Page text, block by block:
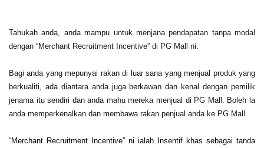
Tahukah anda, anda mampu untuk menjana pendapatan tanpa modal
dengan “Merchant Recruitment Incentive” di PG Mall ni.
Bagi anda yang mepunyai rakan di luar sana yang menjual produk yang
berkualiti, ada diantara anda juga berkawan dan kenal dengan pemilik
jenama itu sendiri dan anda mahu mereka menjual di PG Mall. Boleh la
anda memperkenalkan dan membawa rakan penjual anda ke PG Mall.
“Merchant Recruitment Incentive” ni ialah Insentif khas sebagai tanda